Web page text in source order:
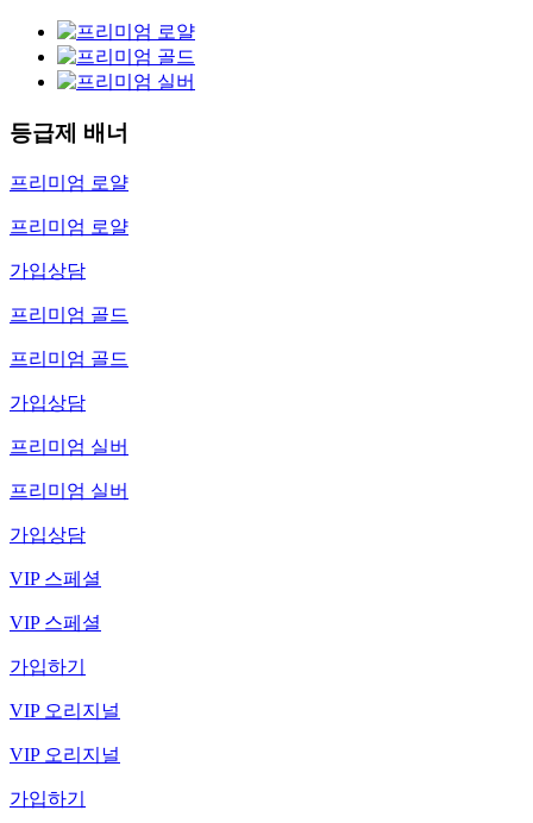
등급제 배너
프리미엄 로얄
프리미엄 로얄
가입상담
프리미엄 골드
프리미엄 골드
가입상담
프리미엄 실버
프리미엄 실버
가입상담
VIP 스페셜
VIP 스페셜
가입하기
VIP 오리지널
VIP 오리지널
가입하기